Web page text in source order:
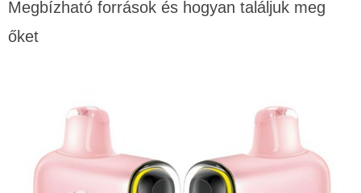
Megbízható források és hogyan találjuk meg
őket